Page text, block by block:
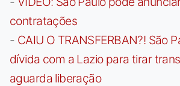
contratações
- CAIU O TRANSFERBAN?! São
dívida com a Lazio para tirar
aguarda liberação